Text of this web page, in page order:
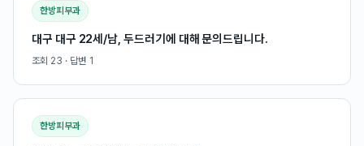
한방피부과
대구 대구 22세/남, 두드러기에 대해 문의드립니다.
조회 23 · 답변 1
한방피부과